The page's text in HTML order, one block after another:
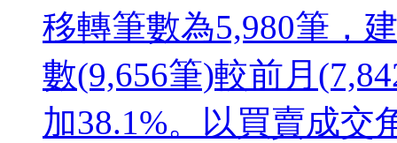
移轉筆數為5,980筆，
數(9,656筆)較前月
加38.1%。以買賣成交